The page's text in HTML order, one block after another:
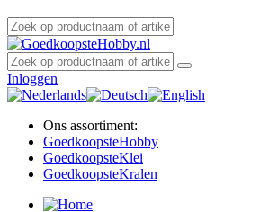
Inloggen
Ons assortiment:
GoedkoopsteHobby
GoedkoopsteKlei
GoedkoopsteKralen